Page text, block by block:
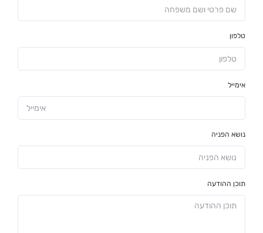
טלפון
אימייל
נושא הפניה
תוכן ההודעה